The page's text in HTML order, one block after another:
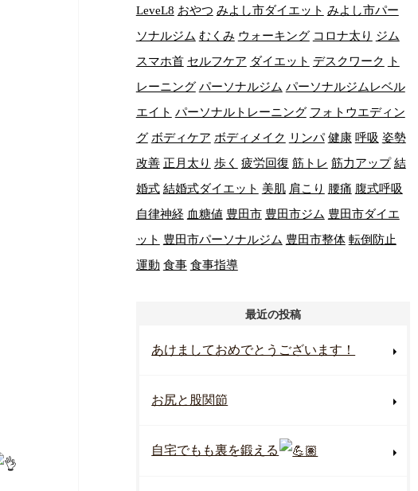
LeveL8 おやつ みよし市ダイエット みよし市パー
ソナルジム むくみ ウォーキング コロナ太り ジム
スマホ首 セルフケア ダイエット デスクワーク
ト
レーニング パーソナルジム パーソナルジムレベル
エイト パーソナルトレーニング フォトウエディン
グ ボディケア ボディメイク リンパ 健康 呼吸 姿勢
改善 正月太り 歩く 疲労回復 筋トレ 筋力アップ 結
婚式 結婚式ダイエット 美肌 肩こり 腰痛 腹式呼吸
自律神経 血糖値 豊田市 豊田市ジム 豊田市ダイエ
ット 豊田市パーソナルジム 豊田市整体 転倒防止
運動 食事 食事指導
最近の投稿
あけましておめでとうございます！
お尻と股関節
自宅でもも裏を鍛える